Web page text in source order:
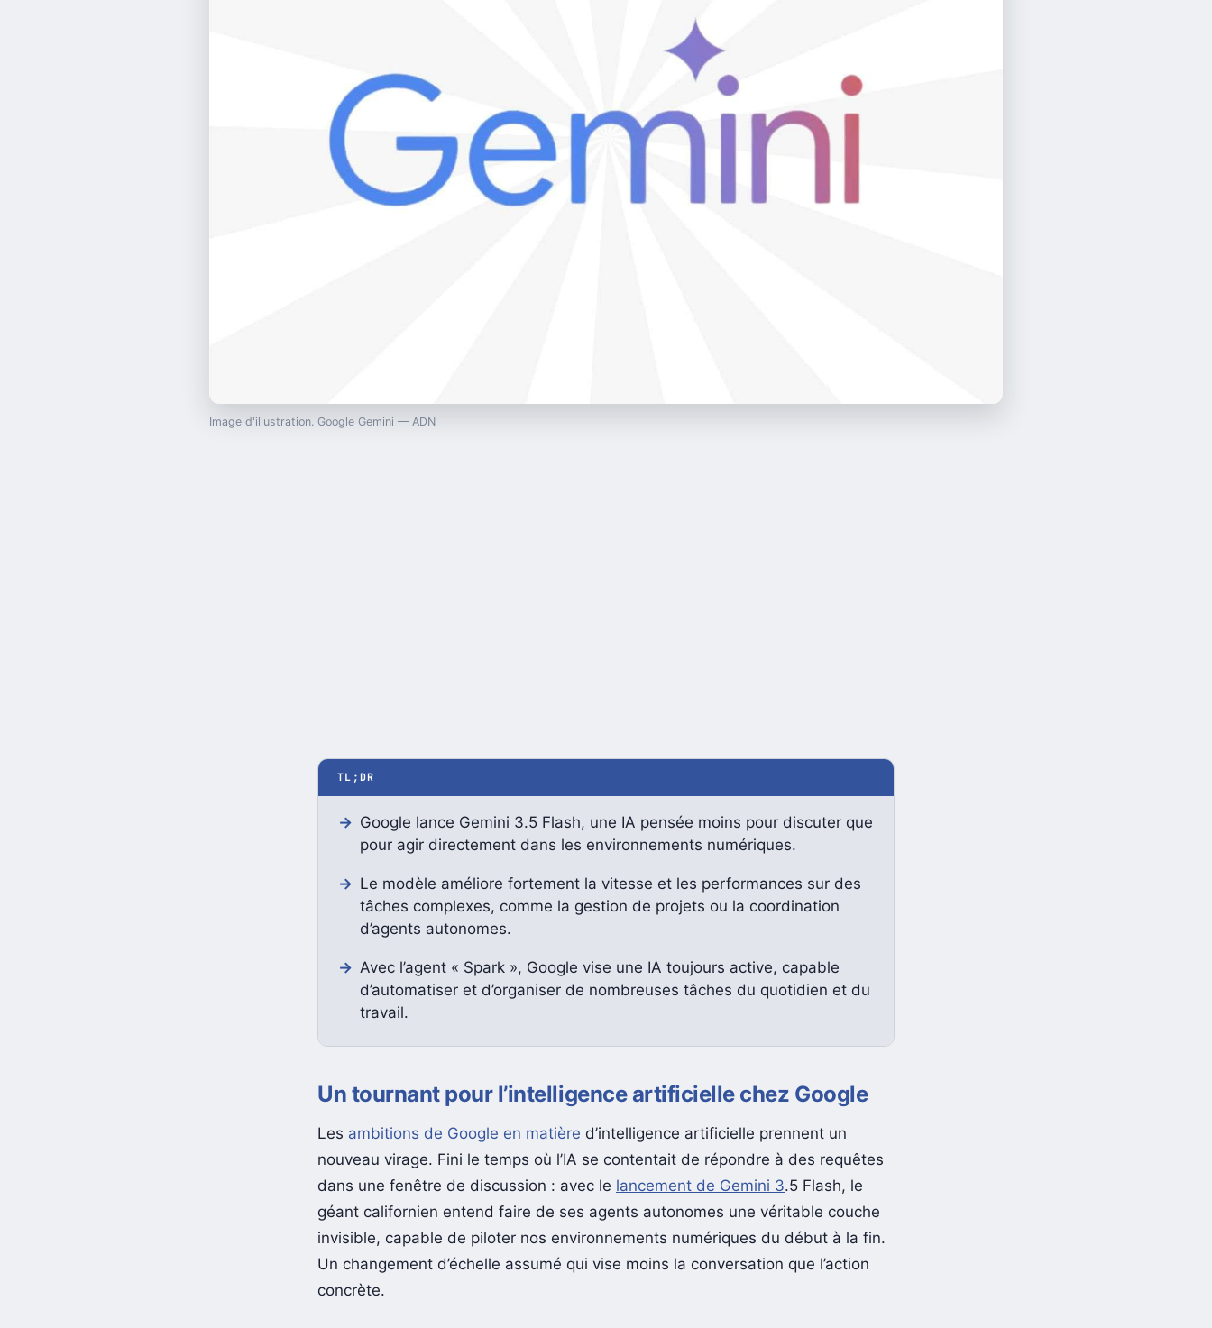
Image d'illustration. Google Gemini — ADN
TL;DR
Google lance Gemini 3.5 Flash, une IA pensée moins pour discuter que
pour agir directement dans les environnements numériques.
Le modèle améliore fortement la vitesse et les performances sur des
tâches complexes, comme la gestion de projets ou la coordination
d’agents autonomes.
Avec l’agent « Spark », Google vise une IA toujours active, capable
d’automatiser et d’organiser de nombreuses tâches du quotidien et du
travail.
Un tournant pour l’intelligence artificielle chez Google
Les ambitions de Google en matière d’intelligence artificielle prennent un
nouveau virage. Fini le temps où l’IA se contentait de répondre à des requêtes
dans une fenêtre de discussion : avec le lancement de Gemini 3.5 Flash, le
géant californien entend faire de ses agents autonomes une véritable couche
invisible, capable de piloter nos environnements numériques du début à la fin.
Un changement d’échelle assumé qui vise moins la conversation que l’action
concrète.